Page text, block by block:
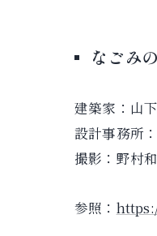
なごみ
建築家：山
設計事務所
撮影：野村
参照：